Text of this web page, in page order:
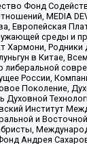
Фонд
MEDIA
Европейская
среды и
Родники
в Китае,
России,
Поколение,
Духовной
Институт
и
Андрея